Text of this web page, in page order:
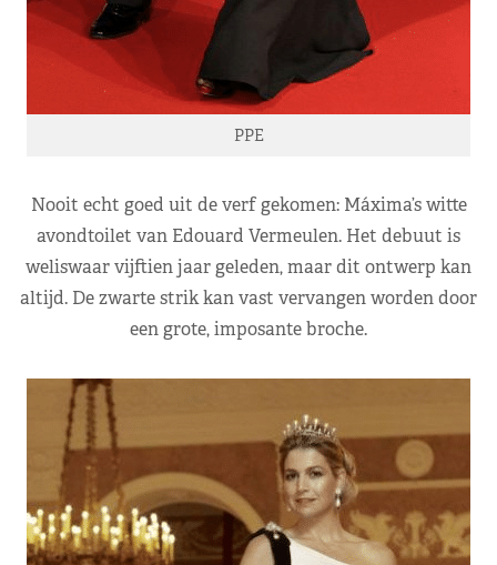
PPE
Nooit echt goed uit de verf gekomen: Máxima’s witte
avondtoilet van Edouard Vermeulen. Het debuut is
weliswaar vijftien jaar geleden, maar dit ontwerp kan
altijd. De zwarte strik kan vast vervangen worden door
een grote, imposante broche.